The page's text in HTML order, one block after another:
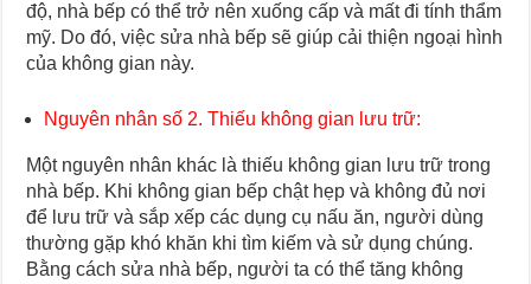
độ, nhà bếp có thể trở nên xuống cấp và mất đi tính thẩm
mỹ. Do đó, việc sửa nhà bếp sẽ giúp cải thiện ngoại hình
của không gian này.
Nguyên nhân số 2. Thiếu không gian lưu trữ:
Một nguyên nhân khác là thiếu không gian lưu trữ trong
nhà bếp. Khi không gian bếp chật hẹp và không đủ nơi
để lưu trữ và sắp xếp các dụng cụ nấu ăn, người dùng
thường gặp khó khăn khi tìm kiếm và sử dụng chúng.
Bằng cách sửa nhà bếp, người ta có thể tăng không